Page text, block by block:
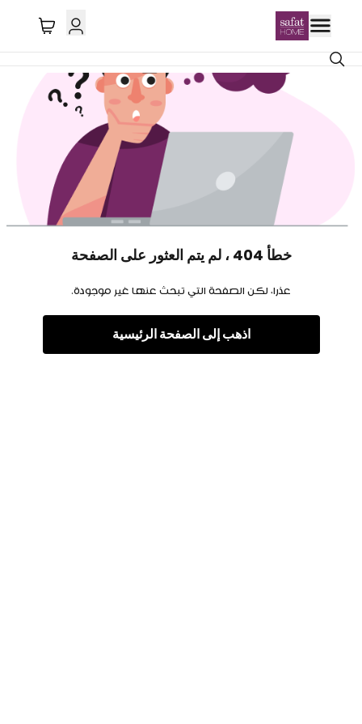
خطأ 404 ، لم يتم العثور على الصفحة
عذرا، لكن الصفحة التي تبحث عنها غير موجودة.
اذهب إلى الصفحة الرئيسية